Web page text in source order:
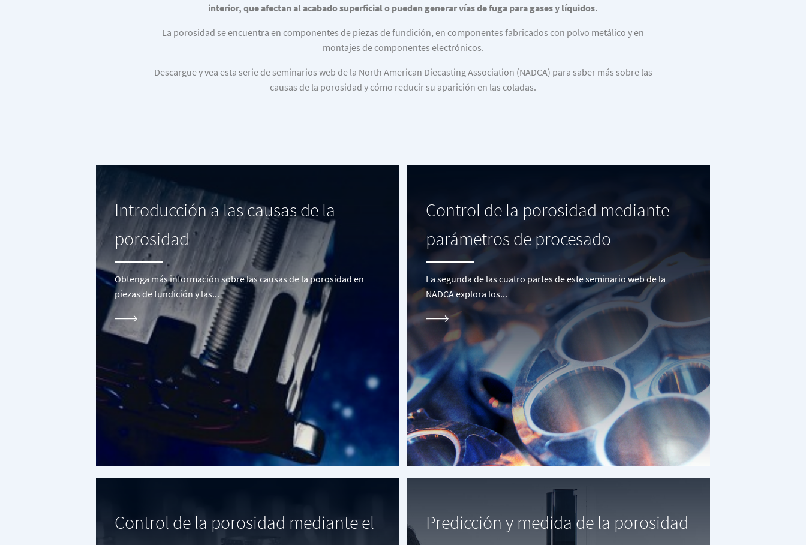
interior, que afectan al acabado superficial o pueden generar vías de fuga para gases y líquidos.
La porosidad se encuentra en componentes de piezas de fundición, en componentes fabricados con polvo metálico y en
montajes de componentes electrónicos.
Descargue y vea esta serie de seminarios web de la North American Diecasting Association (NADCA) para saber más sobre las
causas de la porosidad y cómo reducir su aparición en las coladas.
Introducción a las causas de la
porosidad
Obtenga más información sobre las causas de la porosidad en
piezas de fundición y las...
Control de la porosidad mediante
parámetros de procesado
La segunda de las cuatro partes de este seminario web de la
NADCA explora los...
Control de la porosidad mediante el
Predicción y medida de la porosidad